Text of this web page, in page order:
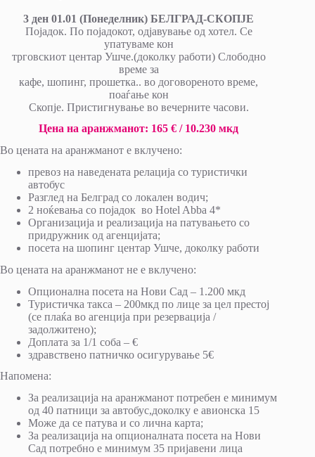
3 ден 01.01 (Понеделник) БЕЛГРАД-СКОПЈЕ
Појадок. По појадокот, одјавување од хотел. Се
упатуваме кон
трговскиот центар Ушче.(доколку работи) Слободно
време за
кафе, шопинг, прошетка.. во договореното време,
поаѓање кон
Скопје. Пристигнување во вечерните часови.
Цена на аранжманот: 165 € / 10.230 мкд
Во цената на аранжманот е вклучено:
превоз на наведената релација со туристички
автобус
Разглед на Белград со локален водич;
2 ноќевања со појадок во Hotel Abba 4*
Организација и реализација на патувањето со
придружник од агенцијата;
посета на шопинг центар Ушче, доколку работи
Во цената на аранжманот не е вклучено:
Опционална посета на Нови Сад – 1.200 мкд
Туристичка такса – 200мкд по лице за цел престој
(се плаќа во агенција при резервација /
задолжитено);
Доплата за 1/1 соба – €
здравствено патничко осигурување 5€
Напомена:
За реализација на аранжманот потребен е минимум
од 40 патници за автобус,доколку е авионска 15
Може да се патува и со лична карта;
За реализација на опционалната посета на Нови
Сад потребно е минимум 35 пријавени лица